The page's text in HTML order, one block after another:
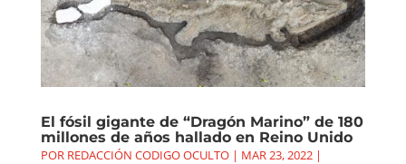
El fósil gigante de “Dragón Marino” de 180
millones de años hallado en Reino Unido
POR REDACCIÓN CODIGO OCULTO| MAR 23, 2022|